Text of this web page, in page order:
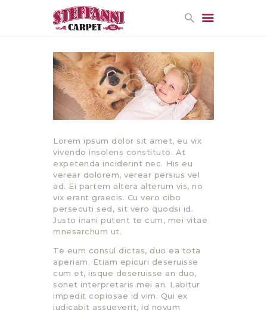
HOME
PROMOTIONS
CONTACT US
Lorem ipsum dolor sit amet, eu vix
vivendo insolens constituto. At
expetenda inciderint nec. His eu
verear dolorem, verear persius vel
ad. Ei partem altera alterum vis, no
vix erant graecis. Cu vero cibo
persecuti sed, sit vero quodsi id.
Justo inani putent te cum, mei vitae
mnesarchum ut.
Te eum consul dictas, duo ea tota
aperiam. Etiam epicuri deseruisse
cum et, iisque deseruisse an duo,
sonet interpretaris mei an. Labitur
impedit copiosae id vim. Qui ex
iudicabit assueverit, id novum